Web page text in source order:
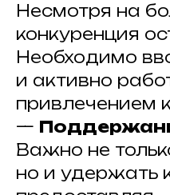
Несмотря на
конкуренция
Необходимо
и активно
привлечением
—
Важно не
но и удержать